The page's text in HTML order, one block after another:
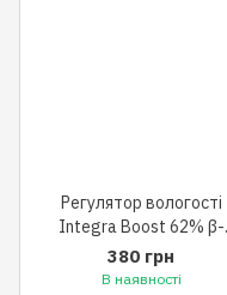
Регулятор вологості
Integra Boost 62% β-
Caryophyllene (4 г)
380 грн
В наявності